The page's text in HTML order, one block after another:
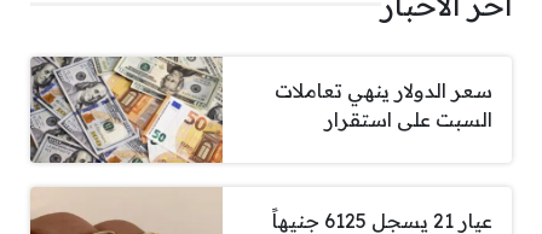
سعر الدولار ينهي تعاملات
السبت على استقرار
عيار 21 يسجل 6125 جنيهاً